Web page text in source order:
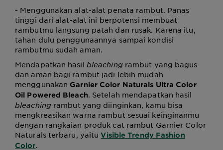
- Menggunakan alat-alat penata rambut. Panas
tinggi dari alat-alat ini berpotensi membuat
rambutmu langsung patah dan rusak. Karena itu,
tahan dulu penggunaannya sampai kondisi
rambutmu sudah aman.
Mendapatkan hasil bleachingrambut yang bagus
dan aman bagi rambut jadi lebih mudah
menggunakan Garnier Color Naturals Ultra Color
Oil Powered Bleach. Setelah mendapatkan hasil
bleachingrambut yang diinginkan, kamu bisa
mengkreasikan warna rambut sesuai keinginanmu
dengan rangkaian produk cat rambut Garnier Color
Naturals terbaru, yaituVisible Trendy Fashion
Color.